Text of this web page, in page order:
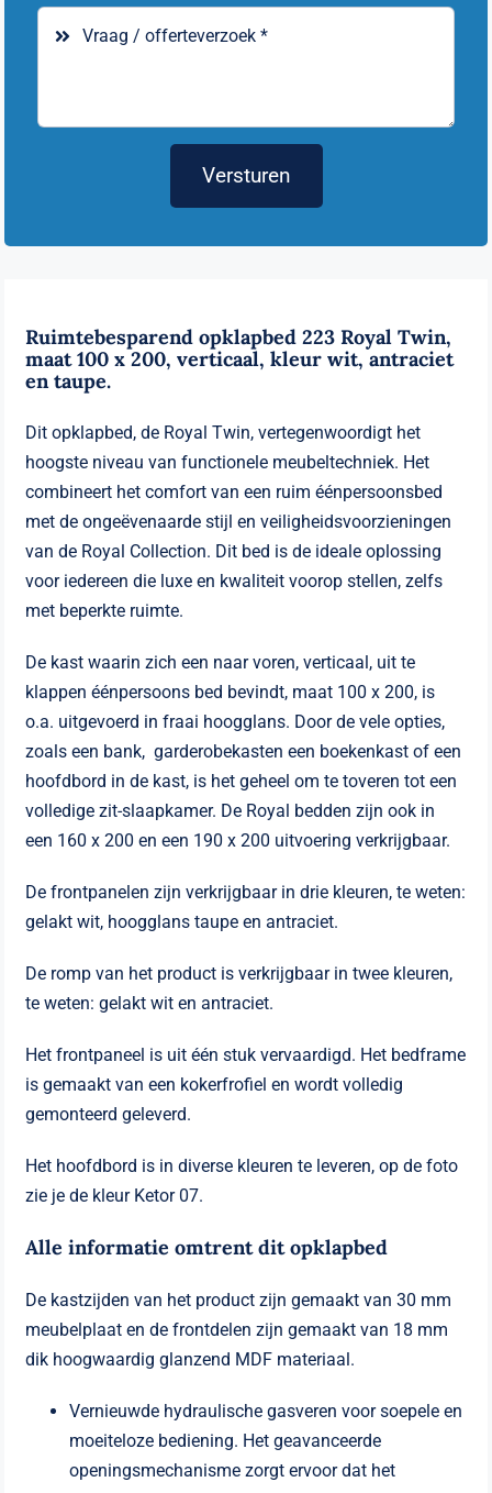
Versturen
Ruimtebesparend opklapbed 223 Royal Twin,
maat 100 x 200, verticaal, kleur wit, antraciet
en taupe.
Dit opklapbed, de Royal Twin, vertegenwoordigt het
hoogste niveau van functionele meubeltechniek. Het
combineert het comfort van een ruim éénpersoonsbed
met de ongeëvenaarde stijl en veiligheidsvoorzieningen
van de Royal Collection. Dit bed is de ideale oplossing
voor iedereen die luxe en kwaliteit voorop stellen, zelfs
met beperkte ruimte.
De kast waarin zich een naar voren, verticaal, uit te
klappen éénpersoons bed bevindt, maat 100 x 200, is
o.a. uitgevoerd in fraai hoogglans. Door de vele opties,
zoals een bank, garderobekasten een boekenkast of een
hoofdbord in de kast, is het geheel om te toveren tot een
volledige zit-slaapkamer. De Royal bedden zijn ook in
een 160 x 200 en een 190 x 200 uitvoering verkrijgbaar.
De frontpanelen zijn verkrijgbaar in drie kleuren, te weten:
gelakt wit, hoogglans taupe en antraciet.
De romp van het product is verkrijgbaar in twee kleuren,
te weten: gelakt wit en antraciet.
Het frontpaneel is uit één stuk vervaardigd. Het bedframe
is gemaakt van een kokerfrofiel en wordt volledig
gemonteerd geleverd.
Het hoofdbord is in diverse kleuren te leveren, op de foto
zie je de kleur Ketor 07.
Alle informatie omtrent dit opklapbed
De kastzijden van het product zijn gemaakt van 30 mm
meubelplaat en de frontdelen zijn gemaakt van 18 mm
dik hoogwaardig glanzend MDF materiaal.
Vernieuwde hydraulische gasveren voor soepele en
moeiteloze bediening. Het geavanceerde
openingsmechanisme zorgt ervoor dat het